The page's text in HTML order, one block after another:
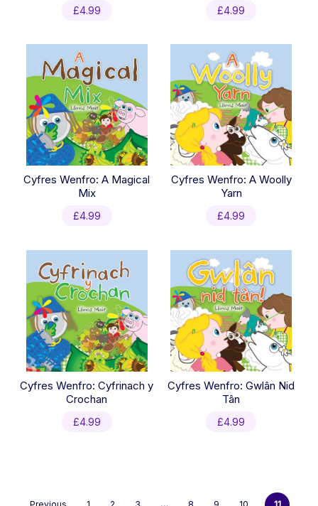
£4.99 £4.99
Cyfres Wenfro: A Magical
Mix
£4.99
Cyfres Wenfro: A Woolly
Yarn
£4.99
Cyfres Wenfro: Cyfrinach y
Crochan
£4.99
Cyfres Wenfro: Gwlân Nid
Tân
£4.99